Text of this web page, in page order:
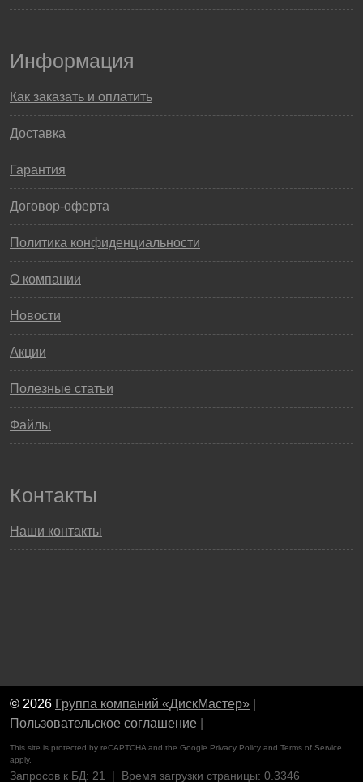
Информация
Как заказать и оплатить
Доставка
Гарантия
Договор-оферта
Политика конфиденциальности
О компании
Новости
Акции
Полезные статьи
Файлы
Контакты
Наши контакты
© 2026 Группа компаний «ДискМастер»
Пользовательское соглашение
This site is protected by reCAPTCHA and the Google Privacy Policy and Terms of Service
apply.
Запросов к БД: 21 | Время загрузки страницы: 0.3346